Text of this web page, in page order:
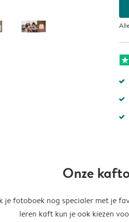
Onze
je fotoboek nog specialer met je
leren kaft kun je ook kiezen